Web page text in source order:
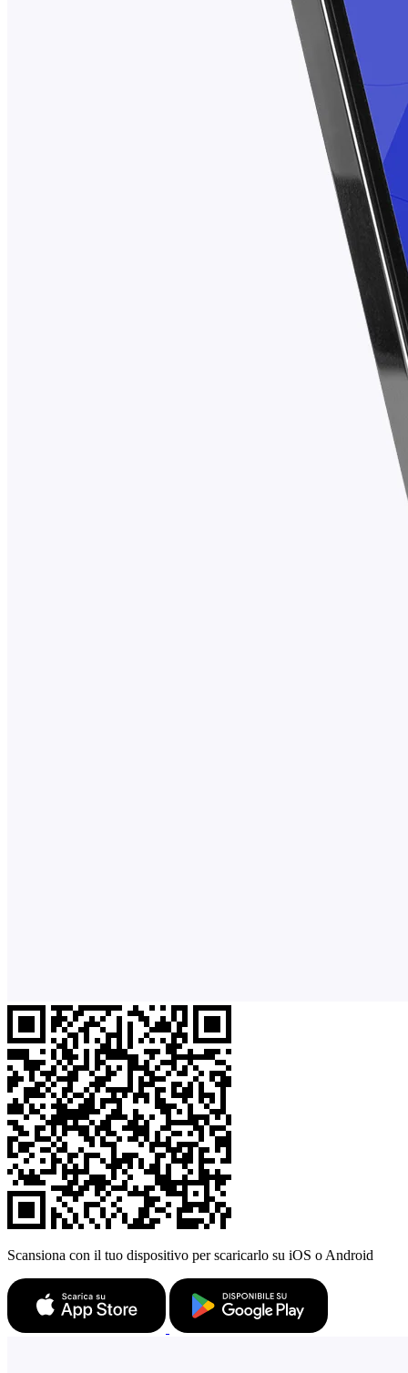
Scansiona con il tuo dispositivo per scaricarlo su iOS o Android